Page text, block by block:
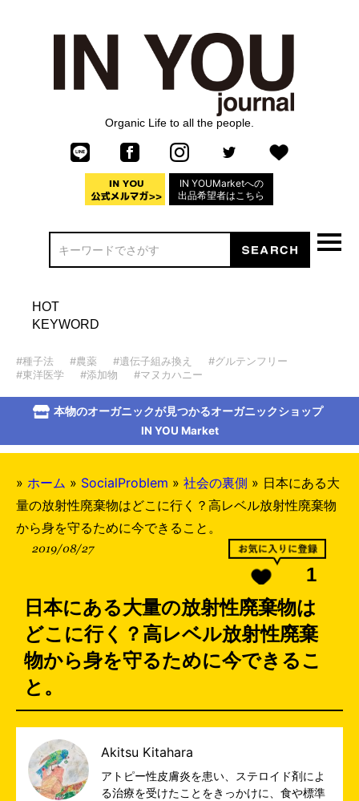
Organic Life to all the people.
IN YOUMarketへの
出品希望者はこちら
HOT
KEYWORD
#種子法 #農薬 #遺伝子組み換え
#グルテンフリー
#東洋医学
#添加物 #マヌカハニー
本物のオーガニックが見つかるオーガニックショップ
IN YOU Market
» ホーム » SocialProblem » 社会の裏側 » 日本にある大
量の放射性廃棄物はどこに行く？高レベル放射性廃棄物
から身を守るために今できること。
2019/08/27
1
日本にある大量の放射性廃棄物は
どこに行く？高レベル放射性廃棄
物から身を守るために今できるこ
と。
Akitsu Kitahara
アトピー性皮膚炎を患い、ステロイド剤によ
る治療を受けたことをきっかけに、食や標準